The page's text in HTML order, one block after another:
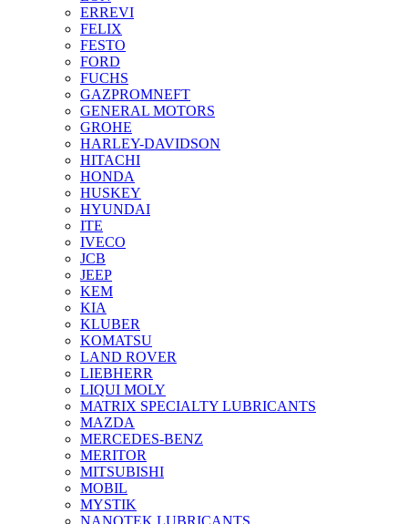
ERREVI
FELIX
FESTO
FORD
FUCHS
GAZPROMNEFT
GENERAL MOTORS
GROHE
HARLEY-DAVIDSON
HITACHI
HONDA
HUSKEY
HYUNDAI
ITE
IVECO
JCB
JEEP
KEM
KIA
KLUBER
KOMATSU
LAND ROVER
LIEBHERR
LIQUI MOLY
MATRIX SPECIALTY LUBRICANTS
MAZDA
MERCEDES-BENZ
MERITOR
MITSUBISHI
MOBIL
MYSTIK
NANOTEK LUBRICANTS